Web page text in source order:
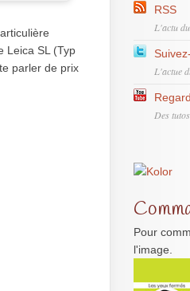
Leica SL (Typ
parler de prix
RSS
L'actu
L'actue
Des
Pour
l'image.